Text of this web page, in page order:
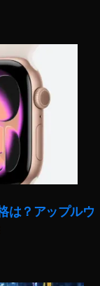
は？アップルウ